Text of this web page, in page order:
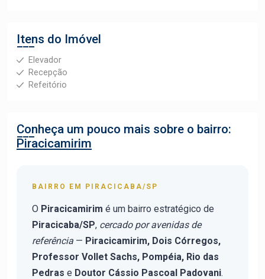
Itens do Imóvel
Elevador
Recepção
Refeitório
Conheça um pouco mais sobre o bairro:
Piracicamirim
BAIRRO EM PIRACICABA/SP
O Piracicamirim é um bairro estratégico de
Piracicaba/SP, cercado por avenidas de
referência — Piracicamirim, Dois Córregos,
Professor Vollet Sachs, Pompéia, Rio das
Pedras e Doutor Cássio Pascoal Padovani.